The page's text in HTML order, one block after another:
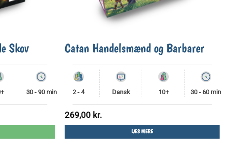
Skov
30 - 90 min
Catan Handelsmænd og Barbarer
2 - 4 Dansk 10+ 30 - 60 min
269,00 kr.
LÆS MERE